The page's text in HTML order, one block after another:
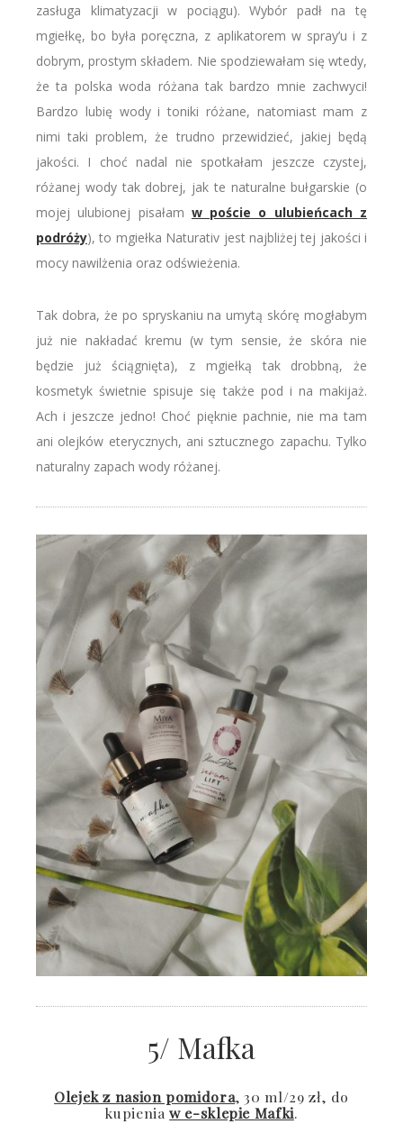
zasługa klimatyzacji w pociągu). Wybór padł na tę
mgiełkę, bo była poręczna, z aplikatorem w spray’u i z
dobrym, prostym składem. Nie spodziewałam się wtedy,
że ta polska woda różana tak bardzo mnie zachwyci!
Bardzo lubię wody i toniki różane, natomiast mam z
nimi taki problem, że trudno przewidzieć, jakiej będą
jakości. I choć nadal nie spotkałam jeszcze czystej,
różanej wody tak dobrej, jak te naturalne bułgarskie (o
mojej ulubionej pisałam w poście o ulubieńcach z
podróży), to mgiełka Naturativ jest najbliżej tej jakości i
mocy nawilżenia oraz odświeżenia.
Tak dobra, że po spryskaniu na umytą skórę mogłabym
już nie nakładać kremu (w tym sensie, że skóra nie
będzie już ściągnięta), z mgiełką tak drobbną, że
kosmetyk świetnie spisuje się także pod i na makijaż.
Ach i jeszcze jedno! Choć pięknie pachnie, nie ma tam
ani olejków eterycznych, ani sztucznego zapachu. Tylko
naturalny zapach wody różanej.
5/ Mafka
Olejek z nasion pomidora, 30 ml/29 zł, do
kupieniaw e-sklepie Mafki.